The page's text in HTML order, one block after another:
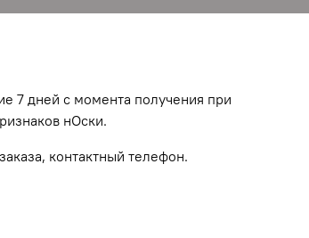
7 дней с момента получения при
нОски.
контактный телефон.